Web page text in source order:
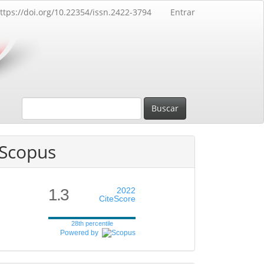
doi.org/10.22354/issn.2422-3794 Entrar
Buscar
1.3
2022
CiteScore
28th percentile
Powered by